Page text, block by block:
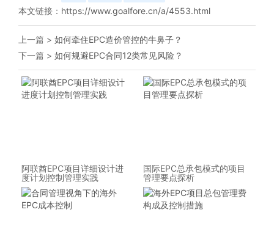
本文链接： https://www.goalfore.cn/a/4553.html
上一篇 > 如何牵住EPC造价管控的牛鼻子？
下一篇 > 如何规避EPC合同12类常见风险？
阿联酋EPC项目详细设计进
度计划控制管理实践
国际EPC总承包模式的项目
管理要点探析